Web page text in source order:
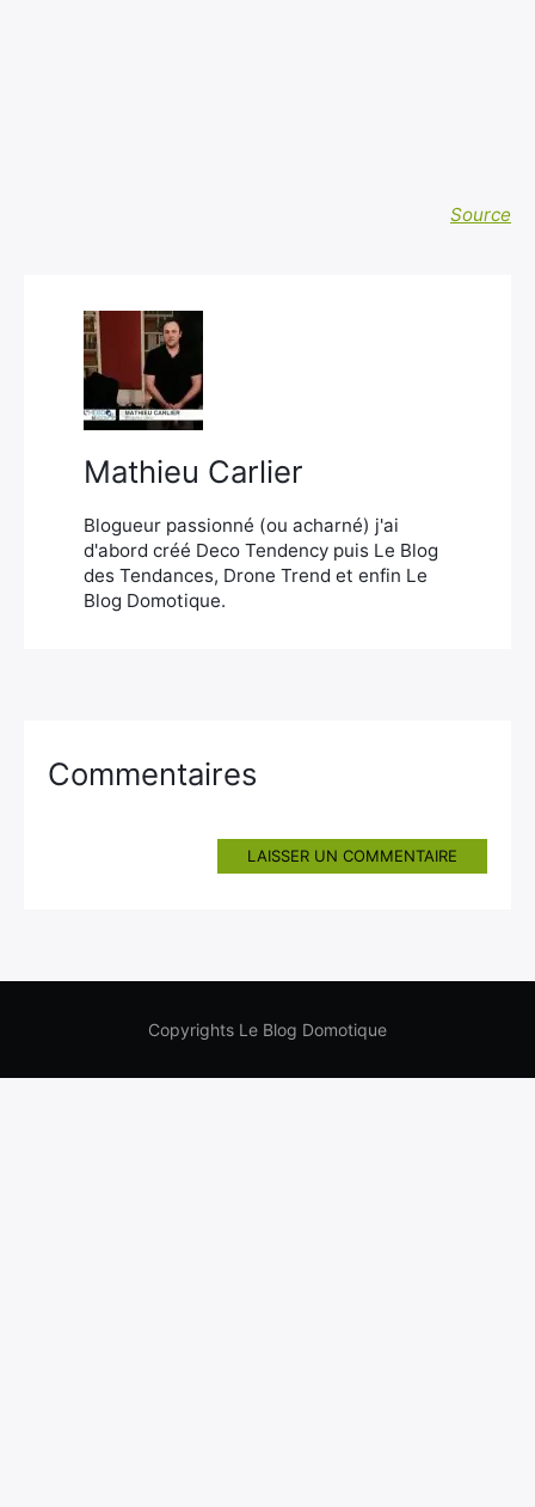
Source
Mathieu Carlier
Blogueur passionné (ou acharné) j'ai
d'abord créé Deco Tendency puis Le Blog
des Tendances, Drone Trend et enfin Le
Blog Domotique.
Commentaires
LAISSER UN COMMENTAIRE
Copyrights Le Blog Domotique